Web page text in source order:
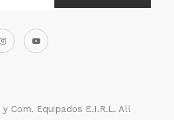
y Com. Equipados E.I.R.L. All